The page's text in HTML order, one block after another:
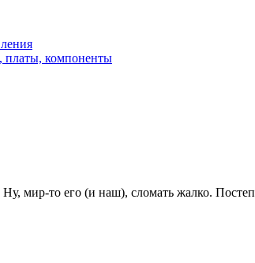
платы, компоненты
мир-то его (и наш), сломать жалко.